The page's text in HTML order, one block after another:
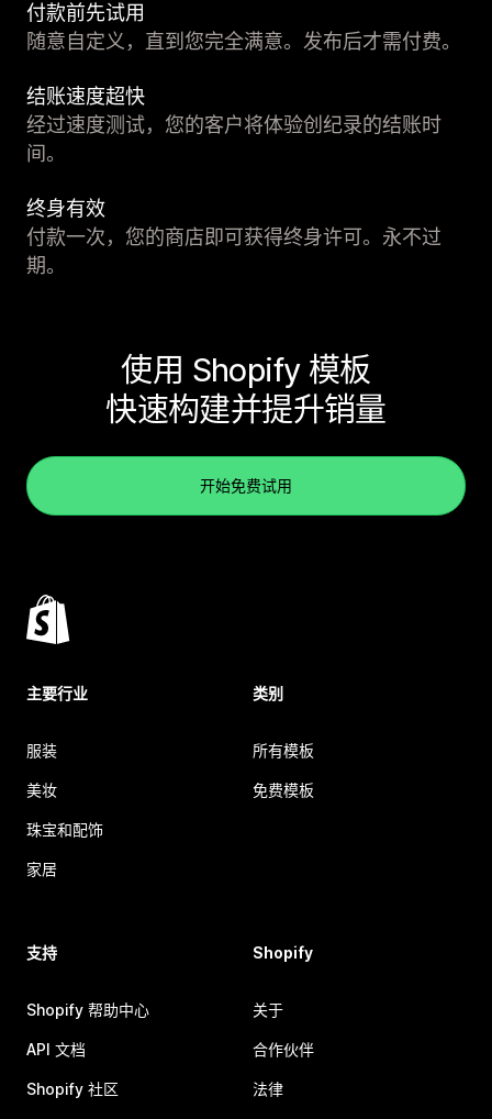
付款前先试用
随意自定义，直到您完全满意。发布后才需付费。
结账速度超快
经过速度测试，您的客户将体验创纪录的结账时
间。
终身有效
付款一次，您的商店即可获得终身许可。永不过
期。
使用 Shopify 模板
快速构建并提升销量
开始免费试用
主要行业
服装
美妆
珠宝和配饰
家居
类别
所有模板
免费模板
支持
Shopify 帮助中心
API 文档
Shopify 社区
Shopify
关于
合作伙伴
法律